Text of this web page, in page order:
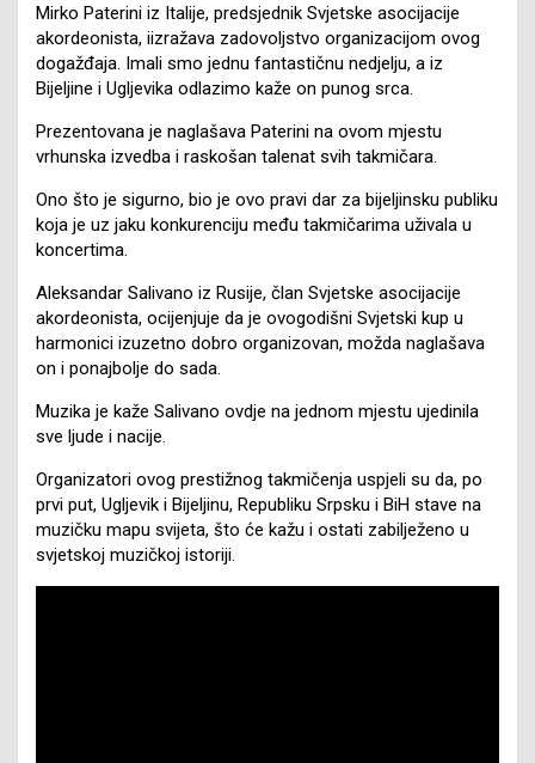
Mirko Paterini iz Italije, predsjednik Svjetske asocijacije
akordeonista, iizražava zadovoljstvo organizacijom ovog
dogažđaja. Imali smo jednu fantastičnu nedjelju, a iz
Bijeljine i Ugljevika odlazimo kaže on punog srca.
Prezentovana je naglašava Paterini na ovom mjestu
vrhunska izvedba i raskošan talenat svih takmičara.
Ono što je sigurno, bio je ovo pravi dar za bijeljinsku publiku
koja je uz jaku konkurenciju među takmičarima uživala u
koncertima.
Aleksandar Salivano iz Rusije, član Svjetske asocijacije
akordeonista, ocijenjuje da je ovogodišni Svjetski kup u
harmonici izuzetno dobro organizovan, možda naglašava
on i ponajbolje do sada.
Muzika je kaže Salivano ovdje na jednom mjestu ujedinila
sve ljude i nacije.
Organizatori ovog prestižnog takmičenja uspjeli su da, po
prvi put, Ugljevik i Bijeljinu, Republiku Srpsku i BiH stave na
muzičku mapu svijeta, što će kažu i ostati zabilježeno u
svjetskoj muzičkoj istoriji.